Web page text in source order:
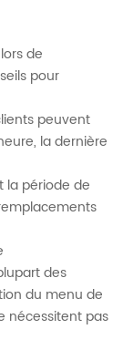
de
pour
peuvent
la dernière
la période de
des
du menu de
nécessitent pas